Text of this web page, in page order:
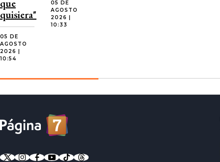
que
quisiera"
05 DE
AGOSTO
2026 |
10:54
05 DE
AGOSTO
2026 |
10:33